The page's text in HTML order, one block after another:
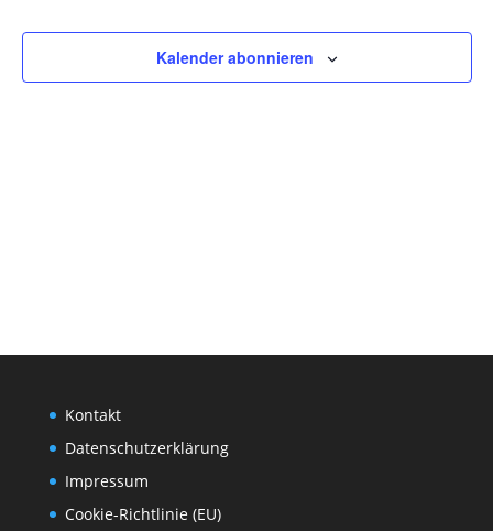
Kalender abonnieren
Kontakt
Datenschutzerklärung
Impressum
Cookie-Richtlinie (EU)